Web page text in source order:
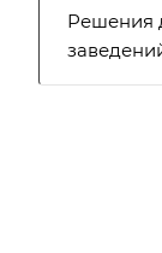
Решения